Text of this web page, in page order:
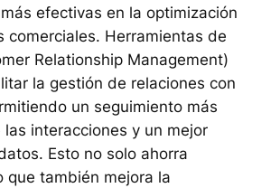
efectivas en la optimización
comerciales. Herramientas de
Relationship Management)
la gestión de relaciones con
un seguimiento más
interacciones y un mejor
Esto no solo ahorra
que también mejora la